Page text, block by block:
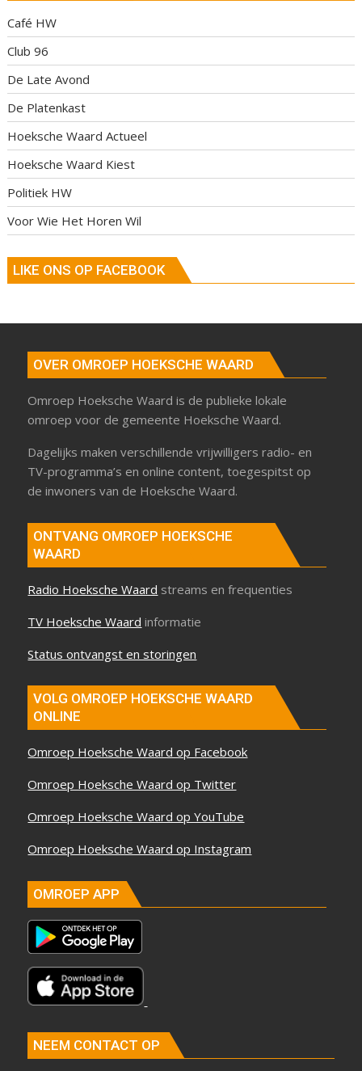
Café HW
Club 96
De Late Avond
De Platenkast
Hoeksche Waard Actueel
Hoeksche Waard Kiest
Politiek HW
Voor Wie Het Horen Wil
LIKE ONS OP FACEBOOK
OVER OMROEP HOEKSCHE WAARD
Omroep Hoeksche Waard is de publieke lokale
omroep voor de gemeente Hoeksche Waard.
Dagelijks maken verschillende vrijwilligers radio- en
TV-programma’s en online content, toegespitst op
de inwoners van de Hoeksche Waard.
ONTVANG OMROEP HOEKSCHE
WAARD
Radio Hoeksche Waard streams en frequenties
TV Hoeksche Waard informatie
Status ontvangst en storingen
VOLG OMROEP HOEKSCHE WAARD
ONLINE
Omroep Hoeksche Waard op Facebook
Omroep Hoeksche Waard op Twitter
Omroep Hoeksche Waard op YouTube
Omroep Hoeksche Waard op Instagram
OMROEP APP
NEEM CONTACT OP